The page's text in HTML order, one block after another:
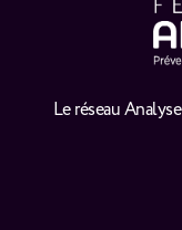
Le réseau